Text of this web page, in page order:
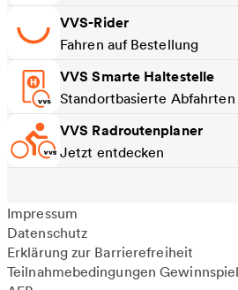
VVS-Rider
Fahren auf Bestellung
VVS Smarte Haltestelle
Standortbasierte
VVS Radroutenplaner
Jetzt entdecken
Impressum
Datenschutz
Erklärung zur Barrierefreiheit
Teilnahmebedingungen